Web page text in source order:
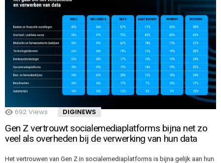
692 Views DIGINEWS
Gen Z vertrouwt socialemediaplatforms bijna net zo
veel als overheden bij de verwerking van hun data
Het vertrouwen van Gen Z in socialemediaplatforms is bijna gelijk aan hun